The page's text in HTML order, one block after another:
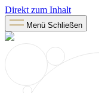
Direkt zum Inhalt
Menü Schließen